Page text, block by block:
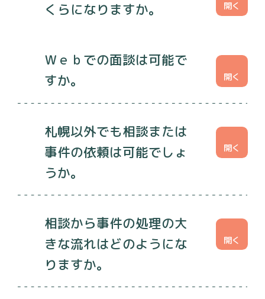
くらになりますか。
Ｗｅｂでの面談は可能で
すか。
札幌以外でも相談または
事件の依頼は可能でしょ
うか。
相談から事件の処理の大
きな流れはどのようにな
りますか。